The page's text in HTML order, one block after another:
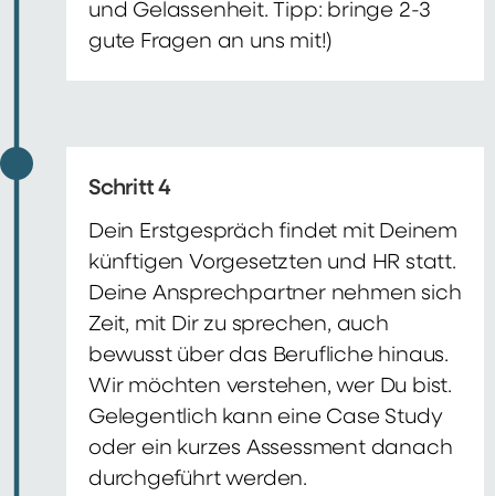
und Gelassenheit. Tipp: bringe 2-3
gute Fragen an uns mit!)
Schritt 4
Dein Erstgespräch findet mit Deinem
künftigen Vorgesetzten und HR statt.
Deine Ansprechpartner nehmen sich
Zeit, mit Dir zu sprechen, auch
bewusst über das Berufliche hinaus.
Wir möchten verstehen, wer Du bist.
Gelegentlich kann eine Case Study
oder ein kurzes Assessment danach
durchgeführt werden.